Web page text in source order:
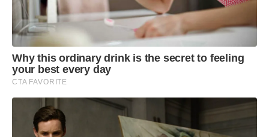
Why this ordinary drink is the secret to feeling
your best every day
CTA FAVORITE